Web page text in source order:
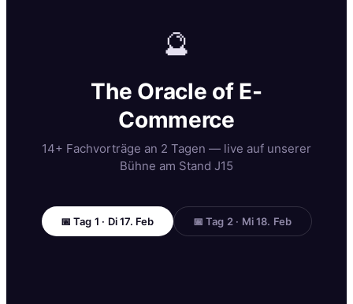
🔮
The Oracle of E-
Commerce
14+ Fachvorträge an 2 Tagen — live auf unserer
Bühne am Stand J15
📅 Tag 1 · Di 17. Feb 📅 Tag 2 · Mi 18. Feb